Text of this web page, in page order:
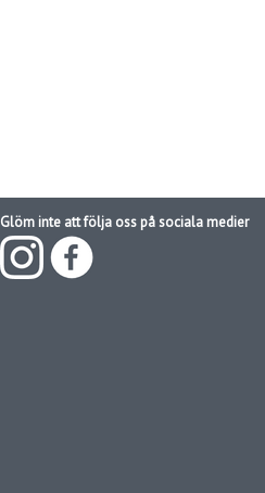
Glöm inte att följa oss på sociala medier